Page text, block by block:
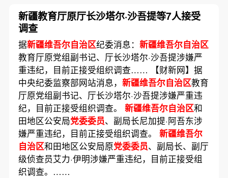
新疆教育厅原厅长沙塔尔·沙吾提等7人接受
调查
据新疆维吾尔自治区纪委消息： 新疆维吾尔自治区
教育厅原党组副书记、厅长沙塔尔·沙吾提涉嫌严
重违纪，目前正接受组织调查…… 【财新网】据
中央纪委监察部网站消息， 新疆维吾尔自治区教育
厅原党组副书记、厅长沙塔尔·沙吾提涉嫌严重违
纪，目前正接受组织调查。 新疆维吾尔自治区和
田地区公安局党委委员、副局长尼加提·阿吾东涉
嫌严重违纪，目前正接受组织调查。 新疆维吾尔
自治区和田地区公安局原党委委员、副局长、副厅
级侦查员艾力·伊明涉嫌严重违纪，目前正接受组
织调查。……